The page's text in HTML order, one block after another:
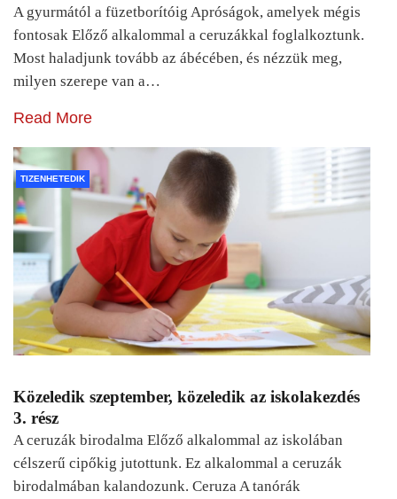
A gyurmától a füzetborítóig Apróságok, amelyek mégis
fontosak Előző alkalommal a ceruzákkal foglalkoztunk.
Most haladjunk tovább az ábécében, és nézzük meg,
milyen szerepe van a…
Read More
TIZENHETEDIK
Közeledik szeptember, közeledik az iskolakezdés
3. rész
A ceruzák birodalma Előző alkalommal az iskolában
célszerű cipőkig jutottunk. Ez alkalommal a ceruzák
birodalmában kalandozunk. Ceruza A tanórák